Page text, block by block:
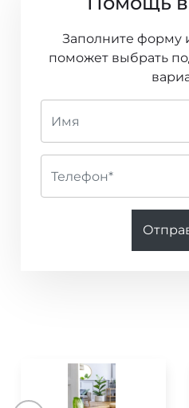
Studio Textures
Antigua
Nature Soul
Wild Silk
Cocoon
Online
Заполните форму
поможет выбрать